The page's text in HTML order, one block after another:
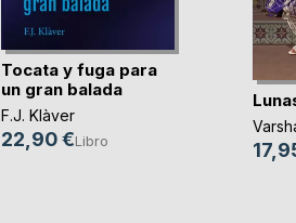
Tocata y fuga para
un gran balada
F.J. Klàver
22,90 €Libro